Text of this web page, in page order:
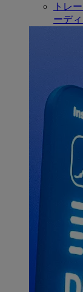
トレ
ーデ